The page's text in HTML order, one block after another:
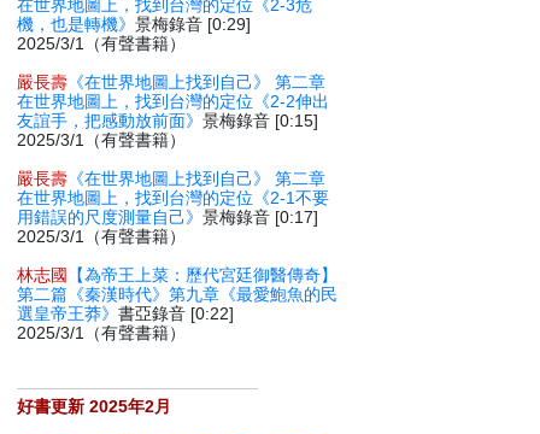
在世界地圖上，找到台灣的定位《2-3危
機，也是轉機》景梅錄音 [0:29]
2025/3/1（有聲書籍）
嚴長壽 《在世界地圖上找到自己》 第二章
在世界地圖上，找到台灣的定位《2-2伸出
友誼手，把感動放前面》景梅錄音 [0:15]
2025/3/1（有聲書籍）
嚴長壽 《在世界地圖上找到自己》 第二章
在世界地圖上，找到台灣的定位《2-1不要
用錯誤的尺度測量自己》景梅錄音 [0:17]
2025/3/1（有聲書籍）
林志國
【為帝王上菜：歷代宮廷御醫傳奇】
第二篇《秦漢時代》第九章《最愛鮑魚的民
選皇帝王莽》書亞錄音 [0:22]
2025/3/1（有聲書籍）
好書更新 2025年2月